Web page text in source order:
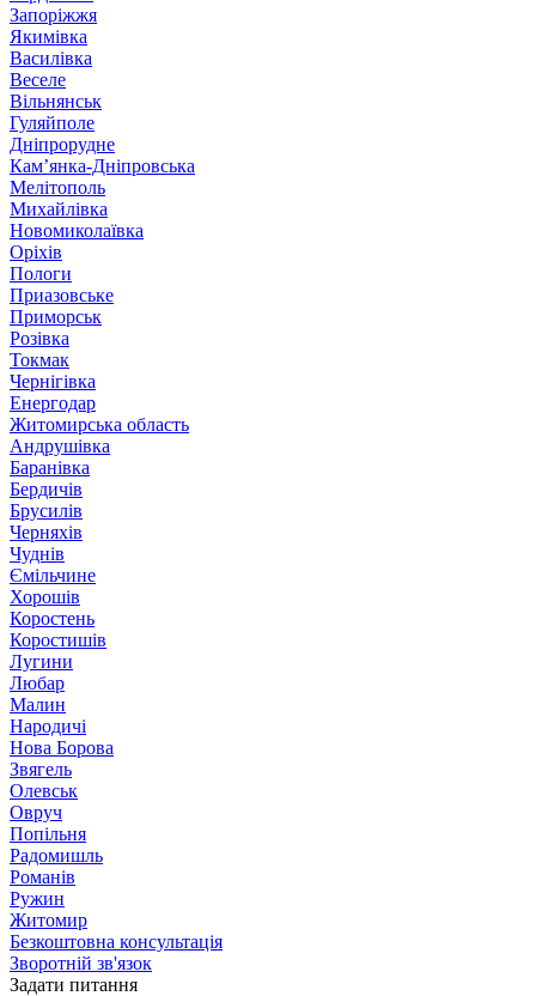
Запоріжжя
Якимівка
Василівка
Веселе
Вільнянськ
Гуляйполе
Дніпрорудне
Кам’янка-Дніпровська
Мелітополь
Михайлівка
Новомиколаївка
Оріхів
Пологи
Приазовське
Приморськ
Розівка
Токмак
Чернігівка
Енергодар
Житомирська область
Андрушівка
Баранівка
Бердичів
Брусилів
Черняхів
Чуднів
Ємільчине
Хорошів
Коростень
Коростишів
Лугини
Любар
Малин
Народичі
Нова Борова
Звягель
Олевськ
Овруч
Попільня
Радомишль
Романів
Ружин
Житомир
Безкоштовна консультація
Зворотній зв'язок
Задати питання